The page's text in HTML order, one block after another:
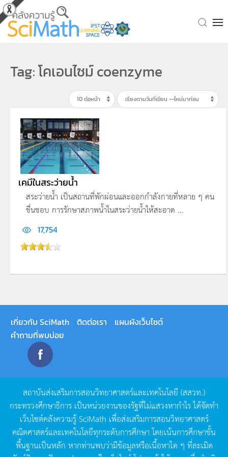
Skip to main content
Tag: โคเอนไซม์ coenzyme
เคมีในสระว่ายน้ำ
สระว่ายน้ำ เป็นสถานที่พักผ่อนและออกกำลังกายที่หลาย ๆ คน
ชื่นชอบ การรักษาสภาพน้ำในสระว่ายน้ำให้สะอาด ...
17,754
เกี่ยวกับ SciMath ติดต่อเรา
แผนผังเว็บไซต์
คำถามที่พบบ่อย
สถาบันส่งเสริมการสอนวิทยาศาสตร์และเทคโนโลยี (สสวท.)
กระทรวงศึกษาธิการ เป็นหน่วยงานของรัฐที่ไม่แสวงหากำไรได้จัดทำ
เว็บไซต์คลังความรู้SciMath เพื่อส่งเสริมการสอนวิทยาศาสตร์
คณิตศาสตร์และเทคโนโลยีทุกระดับการศึกษา โดยเน้นการศึกษาขั้น
พื้นฐานเป็นหลัก หากท่านพบว่ามีข้อมูลหรือเนื้อหาใด ๆ ที่ละเมิด